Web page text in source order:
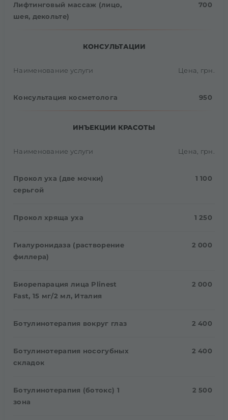
Лифтинговый массаж (лицо,
шея, декольте)
700
КОНСУЛЬТАЦИИ
Наименование услуги Цена, грн.
Консультация косметолога 950
ИНЪЕКЦИИ КРАСОТЫ
Наименование услуги Цена, грн.
Прокол уха (две мочки)
серьгой
1 100
Прокол хряща уха 1 250
Гиалуронидаза (растворение
филлера)
2 000
Биорепарация лица Plinest
Fast, 15 мг/2 мл, Италия
2 000
Ботулинотерапия вокруг глаз 2 400
Ботулинотерапия носогубных
складок
2 400
Ботулинотерапия (ботокс) 1
зона
2 500